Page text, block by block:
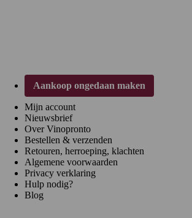
Aankoop ongedaan maken
Mijn account
Nieuwsbrief
Over Vinopronto
Bestellen & verzenden
Retouren, herroeping, klachten
Algemene voorwaarden
Privacy verklaring
Hulp nodig?
Blog